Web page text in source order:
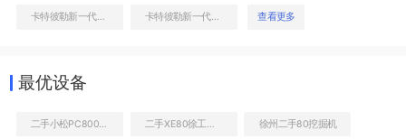
查看更多
最优设备
徐州二手80挖掘机